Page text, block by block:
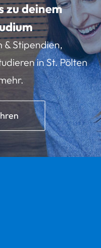
zu deinem
& Stipendien,
in St. Pölten